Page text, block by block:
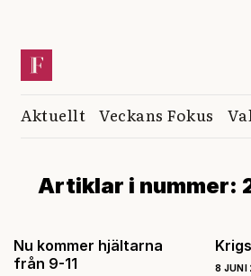
Aktuellt Veckans Fokus
Artiklar i nummer:
Nu kommer hjältarna
från 9-11
8 JUNI